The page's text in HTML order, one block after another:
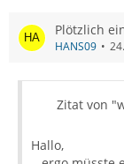
Plötzlich
HANS09
Zitat von
Hallo,